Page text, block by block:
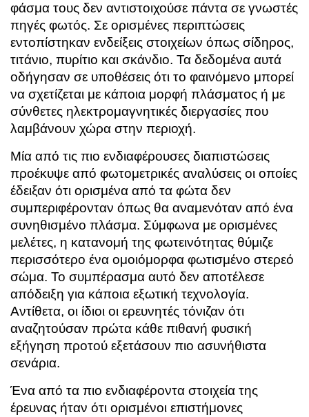
φάσμα τους δεν αντιστοιχούσε πάντα σε γνωστές
πηγές φωτός. Σε ορισμένες περιπτώσεις
εντοπίστηκαν ενδείξεις στοιχείων όπως σίδηρος,
τιτάνιο, πυρίτιο και σκάνδιο. Τα δεδομένα αυτά
οδήγησαν σε υποθέσεις ότι το φαινόμενο μπορεί
να σχετίζεται με κάποια μορφή πλάσματος ή με
σύνθετες ηλεκτρομαγνητικές διεργασίες που
λαμβάνουν χώρα στην περιοχή.
Μία από τις πιο ενδιαφέρουσες διαπιστώσεις
προέκυψε από φωτομετρικές αναλύσεις οι οποίες
έδειξαν ότι ορισμένα από τα φώτα δεν
συμπεριφέρονταν όπως θα αναμενόταν από ένα
συνηθισμένο πλάσμα. Σύμφωνα με ορισμένες
μελέτες, η κατανομή της φωτεινότητας θύμιζε
περισσότερο ένα ομοιόμορφα φωτισμένο στερεό
σώμα. Το συμπέρασμα αυτό δεν αποτέλεσε
απόδειξη για κάποια εξωτική τεχνολογία.
Αντίθετα, οι ίδιοι οι ερευνητές τόνιζαν ότι
αναζητούσαν πρώτα κάθε πιθανή φυσική
εξήγηση προτού εξετάσουν πιο ασυνήθιστα
σενάρια.
Ένα από τα πιο ενδιαφέροντα στοιχεία της
έρευνας ήταν ότι ορισμένοι επιστήμονες